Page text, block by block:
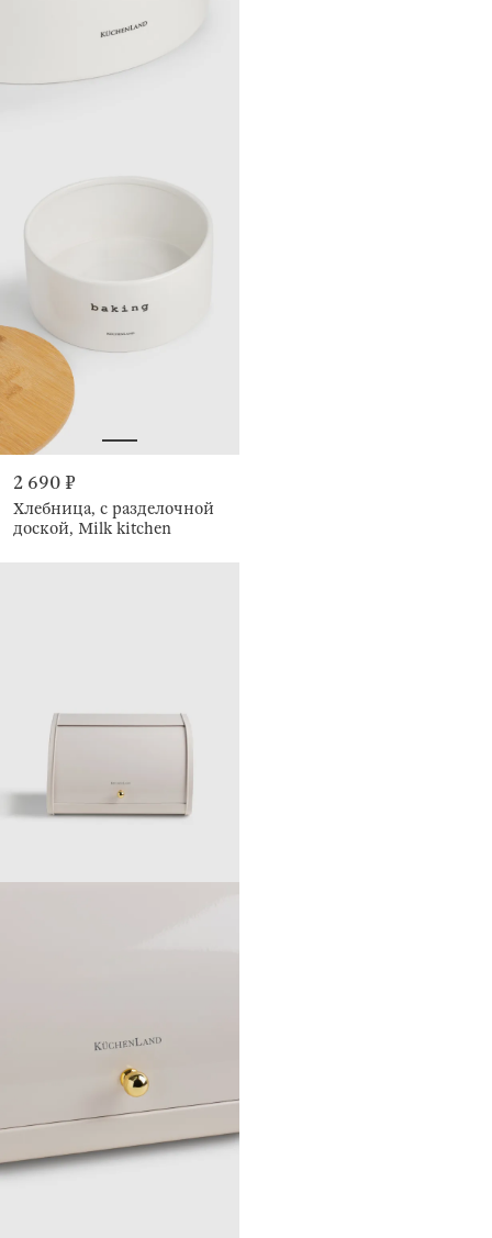
2 690 ₽
Хлебница, с разделочной
доской, Milk kitchen